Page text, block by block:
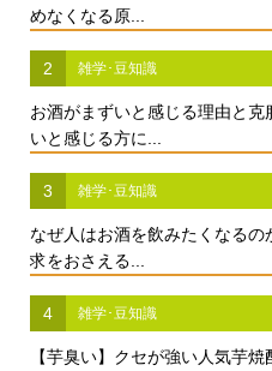
めなくなる原...
2 雑学･豆知識
お酒がまずいと感じる理由と
いと感じる方に...
3 雑学･豆知識
なぜ人はお酒を飲みたくなる
求をおさえる...
4 雑学･豆知識
【芋臭い】クセが強い人気芋